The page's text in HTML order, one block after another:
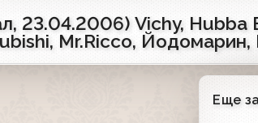
23.04.2006) Vichy,
Mr.Ricco, Йодомарин,
Еще